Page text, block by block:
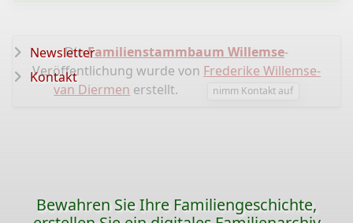
DieFamilienstammbaum Willemse-
Veröffentlichung wurde von Frederike Willemse-
van Diermen erstellt. nimm Kontakt auf
Newsletter
Kontakt
Bewahren Sie Ihre Familiengeschichte,